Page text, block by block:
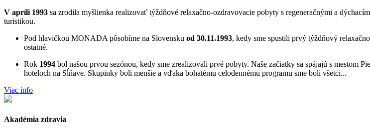
V apríli 1993 sa zrodila myšlienka realizovať týždňové relaxačno-ozdravovacie pobyty s regeneračnými a
turistikou.
Pod hlavičkou MONADA pôsobíme na Slovensku od 30.11.1993, kedy sme spustili prvý týždňový
ostatné.
Rok 1994 bol našou prvou sezónou, kedy sme zrealizovali prvé pobyty. Naše začiatky sa spájajú s mestom
hoteloch na Sĺňave. Skupinky boli menšie a vďaka bohatému celodennému programu sme boli všetci...
Viac info
Akadémia zdravia